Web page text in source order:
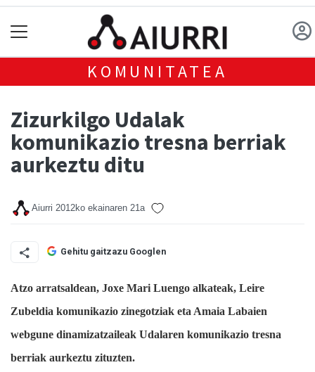
KOMUNITATEA
Zizurkilgo Udalak
komunikazio tresna berriak
aurkeztu ditu
Aiurri 2012ko ekainaren 21a
Gehitu gaitzazu Googlen
Atzo arratsaldean, Joxe Mari Luengo alkateak, Leire
Zubeldia komunikazio zinegotziak eta Amaia Labaien
webgune dinamizatzaileak Udalaren komunikazio tresna
berriak aurkeztu zituzten.